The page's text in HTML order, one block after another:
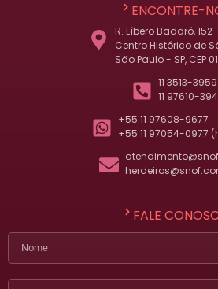
ENCONTRE-
R. Líbero Badaró,
Centro Histórico de
São Paulo - SP, CEP
11 3513-3959
11 97610-
+55 11 97608-9677
+55 11 97054-0977
FALE